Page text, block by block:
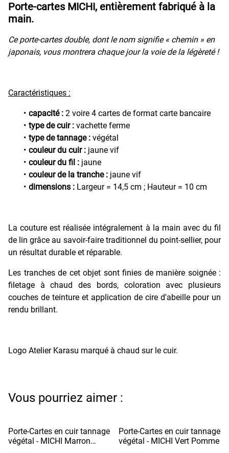
Porte-cartes MICHI, entièrement fabriqué à la
main.
Ce porte-cartes double, dont le nom signifie « chemin » en
japonais, vous montrera chaque jour la voie de la légèreté !
Caractéristiques :
capacité : 2 voire 4 cartes de format carte bancaire
type de cuir : vachette ferme
type de tannage : végétal
couleur du cuir : jaune vif
couleur du fil : jaune
couleur de la tranche : jaune vif
dimensions : Largeur = 14,5 cm ; Hauteur = 10 cm
La couture est réalisée intégralement à la main avec du fil
de lin grâce au savoir-faire traditionnel du point-sellier, pour
un résultat durable et réparable.
Les tranches de cet objet sont finies de manière soignée :
filetage à chaud des bords, coloration avec plusieurs
couches de teinture et application de cire d'abeille pour un
rendu brillant.
Logo Atelier Karasu marqué à chaud sur le cuir.
Vous pourriez aimer :
Porte-Cartes en cuir tannage
végétal - MICHI Marron
Porte-Cartes en cuir tannage
végétal - MICHI Vert Pomme